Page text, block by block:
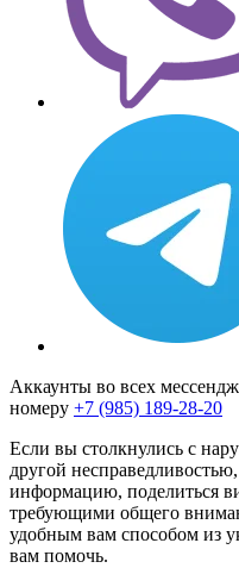
Аккаунты во всех
номеру +7 (985) 189-28-20
Если вы столкнулись с
другой
информацию, поделиться
требующими общего
удобным вам способом из
вам помочь.